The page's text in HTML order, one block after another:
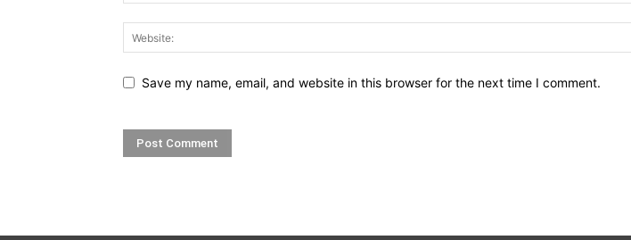
Save my name, email, and website in this browser for the next time I comment.